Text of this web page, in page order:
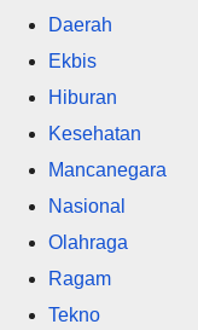
Daerah
Ekbis
Hiburan
Kesehatan
Mancanegara
Nasional
Olahraga
Ragam
Tekno